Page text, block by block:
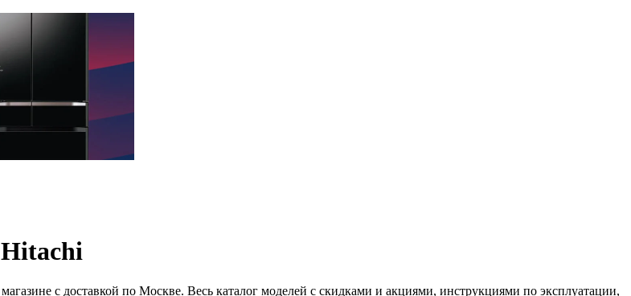
с доставкой по Москве. Весь каталог моделей с скидками и акциями, инструкциями по эксплуатации,